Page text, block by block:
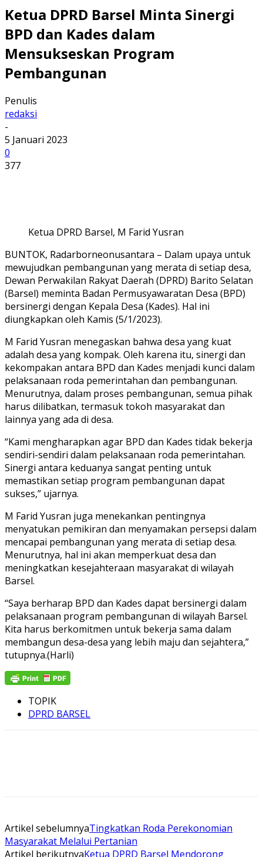
Ketua DPRD Barsel Minta Sinergi
BPD dan Kades dalam
Mensukseskan Program
Pembangunan
Penulis
redaksi
-
5 Januari 2023
0
377
Ketua DPRD Barsel, M Farid Yusran
BUNTOK, Radarborneonusantara – Dalam upaya untuk
mewujudkan pembangunan yang merata di setiap desa,
Dewan Perwakilan Rakyat Daerah (DPRD) Barito Selatan
(Barsel) meminta Badan Permusyawaratan Desa (BPD)
bersinergi dengan Kepala Desa (Kades). Hal ini
diungkapkan oleh Kamis (5/1/2023).
M Farid Yusran menegaskan bahwa desa yang kuat
adalah desa yang kompak. Oleh karena itu, sinergi dan
kekompakan antara BPD dan Kades menjadi kunci dalam
pelaksanaan roda pemerintahan dan pembangunan.
Menurutnya, dalam proses pembangunan, semua pihak
harus dilibatkan, termasuk tokoh masyarakat dan
lainnya yang ada di desa.
“Kami mengharapkan agar BPD dan Kades tidak bekerja
sendiri-sendiri dalam pelaksanaan roda pemerintahan.
Sinergi antara keduanya sangat penting untuk
memastikan setiap program pembangunan dapat
sukses,” ujarnya.
M Farid Yusran juga menekankan pentingnya
menyatukan pemikiran dan menyamakan persepsi dalam
mencapai pembangunan yang merata di setiap desa.
Menurutnya, hal ini akan memperkuat desa dan
meningkatkan kesejahteraan masyarakat di wilayah
Barsel.
“Saya berharap BPD dan Kades dapat bersinergi dalam
pelaksanaan program pembangunan di wilayah Barsel.
Kita harus berkomitmen untuk bekerja sama dalam
membangun desa-desa yang lebih maju dan sejahtera,”
tutupnya.(Harli)
TOPIK
DPRD BARSEL
Artikel sebelumnyaTingkatkan Roda Perekonomian
Masyarakat Melalui Pertanian
Artikel berikutnyaKetua DPRD Barsel Mendorong